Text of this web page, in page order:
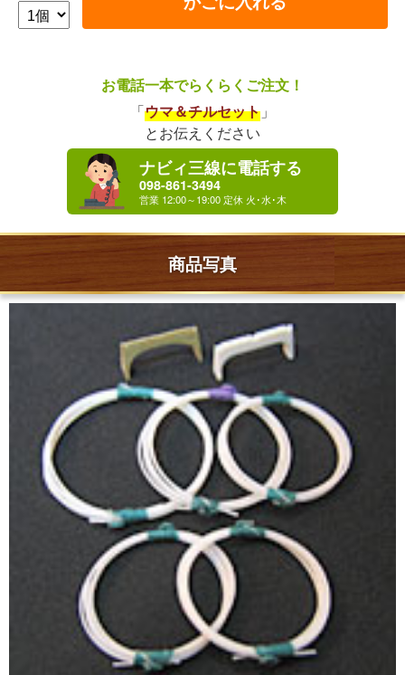
お電話一本でらくらくご注文！
「ウマ＆チルセット 」
とお伝えください
ナビィ三線に電話する
098-861-3494
商品写真